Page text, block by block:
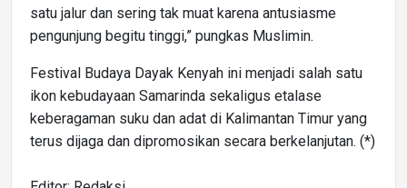
satu jalur dan sering tak muat karena antusiasme
pengunjung begitu tinggi,” pungkas Muslimin.
Festival Budaya Dayak Kenyah ini menjadi salah satu
ikon kebudayaan Samarinda sekaligus etalase
keberagaman suku dan adat di Kalimantan Timur yang
terus dijaga dan dipromosikan secara berkelanjutan. (*)